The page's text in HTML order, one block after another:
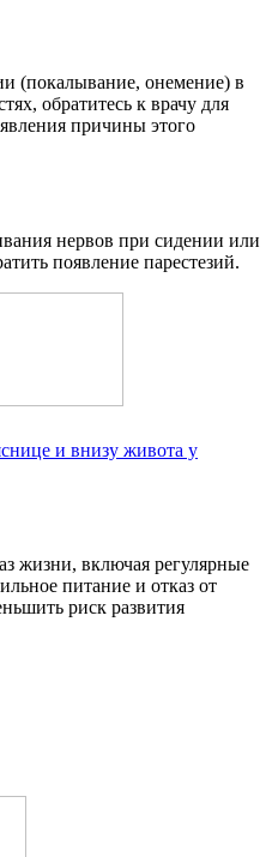
(покалывание, онемение) в
обратитесь к врачу для
причины этого
нервов при сидении или
появление парестезий.
и внизу живота у
жизни, включая регулярные
питание и отказ от
риск развития